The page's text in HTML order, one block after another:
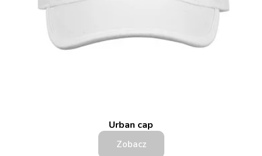
Urban cap
Zobacz